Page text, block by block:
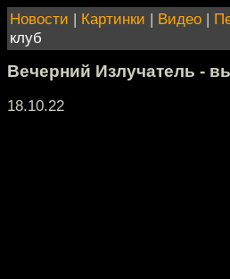
Новости | Картинки | Видео |
клуб
Вечерний Излучатель -
18.10.22